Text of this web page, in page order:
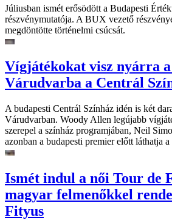
Júliusban ismét erősödött a Budapesti
részvénymutatója. A BUX vezető
megdöntötte történelmi csúcsát.
Vígjátékokat visz nyárra
Várudvarba a Centrál
A budapesti Centrál Színház idén is két
Várudvarban. Woody Allen legújabb
szerepel a színház programjában, Neil
azonban a budapesti premier előtt láthatja a
Ismét indul a női Tour de
magyar felmenőkkel
Fityus